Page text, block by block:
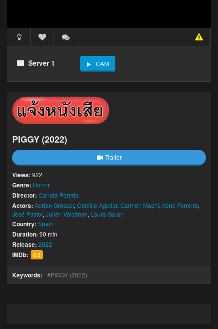
Server 1 CAM
PIGGY (2022)
Trailer
Views: 922
Genre: Horror
Director: Carlota Pereda
Actors: Adrian Grösser,Camille Aguilar,Carmen Machi, Irene Ferreiro,
José Pastor,Julián Valcárcel, Laura Galán
Country: Spain
Duration: 90 min
Release: 2022
IMDb: 6.8
Keywords: PIGGY (2022)